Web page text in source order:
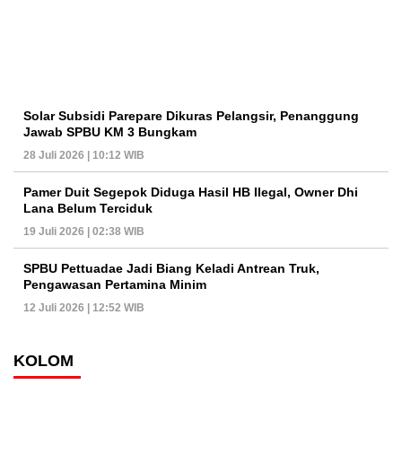
Solar Subsidi Parepare Dikuras Pelangsir, Penanggung
Jawab SPBU KM 3 Bungkam
28 Juli 2026 | 10:12 WIB
Pamer Duit Segepok Diduga Hasil HB Ilegal, Owner Dhi
Lana Belum Terciduk
19 Juli 2026 | 02:38 WIB
SPBU Pettuadae Jadi Biang Keladi Antrean Truk,
Pengawasan Pertamina Minim
12 Juli 2026 | 12:52 WIB
KOLOM